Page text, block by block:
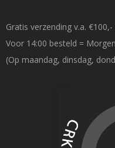
Gratis verzending v.a.
Voor 14:00 besteld =
(Op maandag, dinsdag,